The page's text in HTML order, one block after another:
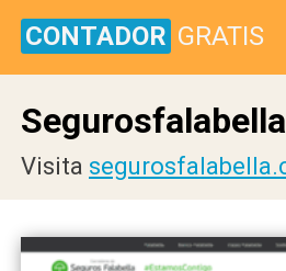
CONTADOR GRATIS
Visita